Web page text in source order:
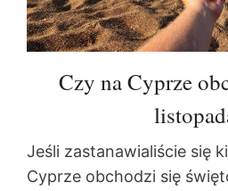
Czy na Cyprze
Jeśli zastanawialiście się
Cyprze obchodzi się